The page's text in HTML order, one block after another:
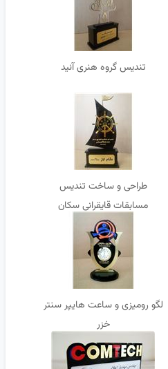
تندیس گروه هنری آنید
طراحی و ساخت تندیس
مسابقات قایقرانی سکان
لگو رومیزی و ساعت هایپر سنتر
خزر